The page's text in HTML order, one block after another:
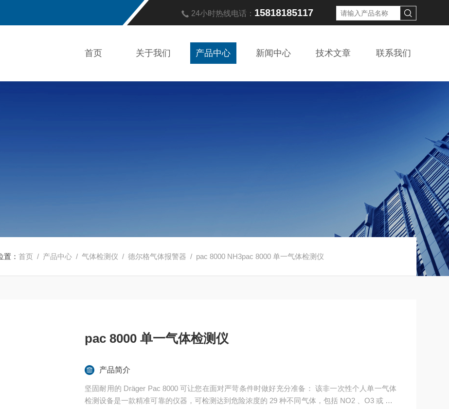
24小时热线电话： 15818185117
首页 关于我们 产品中心 新闻中心 技术文章 联系我们
置：首页 / 产品中心 /气体检测仪 /德尔格气体报警器 / pac 8000 NH3pac 8000 单一气体检测仪
pac 8000 单一气体检测仪
产品简介
坚固耐用的 Dräger Pac 8000 可让您在面对严苛条件时做好充分准备： 该非一次性个人单一气体
检测设备是一款精准可靠的仪器，可检测达到危险浓度的 29 种不同气体，包括 NO2 、O3 或 CO